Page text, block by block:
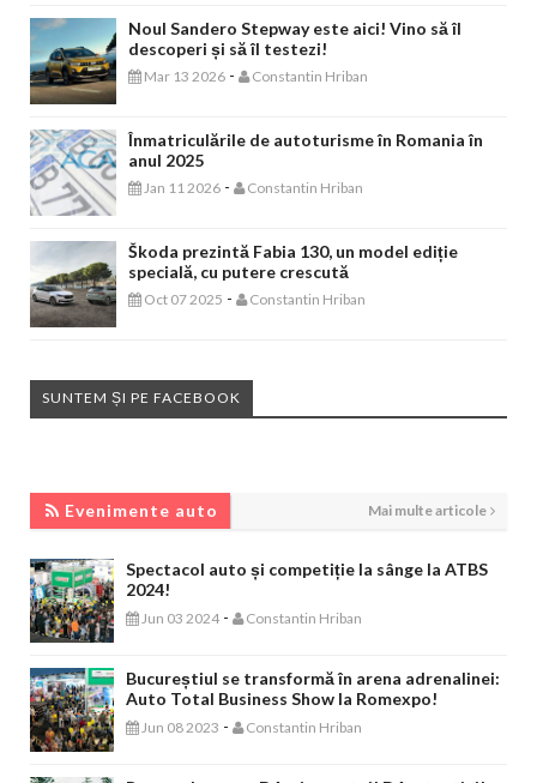
Noul Sandero Stepway este aici! Vino să îl
descoperi și să îl testezi!
Mar 13 2026 - Constantin Hriban
Înmatriculările de autoturisme în Romania în
anul 2025
Jan 11 2026 - Constantin Hriban
Škoda prezintă Fabia 130, un model ediție
specială, cu putere crescută
Oct 07 2025 - Constantin Hriban
SUNTEM ȘI PE FACEBOOK
Evenimente auto Mai multe articole
Spectacol auto și competiție la sânge la ATBS
2024!
Jun 03 2024 - Constantin Hriban
Bucureștiul se transformă în arena adrenalinei:
Auto Total Business Show la Romexpo!
Jun 08 2023 - Constantin Hriban